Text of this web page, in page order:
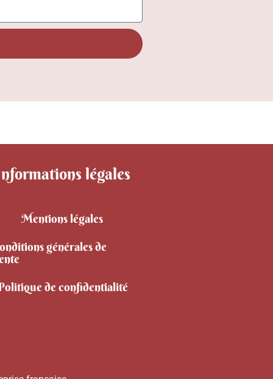
légales
Mentions légales
générales de
de confidentialité